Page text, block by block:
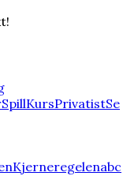
SpillKursPrivatistSe
Kjerneregelenabc